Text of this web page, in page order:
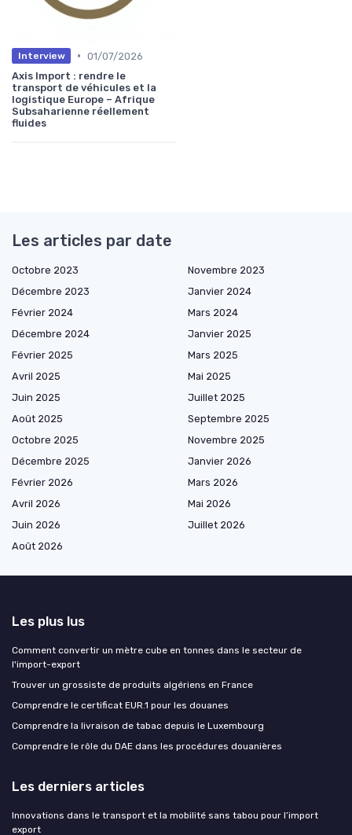
Interview • 01/07/2026
Axis Import : rendre le
transport de véhicules et la
logistique Europe – Afrique
Subsaharienne réellement
fluides
Les articles par date
Octobre 2023
Novembre 2023
Décembre 2023
Janvier 2024
Février 2024
Mars 2024
Décembre 2024
Janvier 2025
Février 2025
Mars 2025
Avril 2025
Mai 2025
Juin 2025
Juillet 2025
Août 2025
Septembre 2025
Octobre 2025
Novembre 2025
Décembre 2025
Janvier 2026
Février 2026
Mars 2026
Avril 2026
Mai 2026
Juin 2026
Juillet 2026
Août 2026
Les plus lus
Comment convertir un mètre cube en tonnes dans le secteur de
l'import-export
Trouver un grossiste de produits algériens en France
Comprendre le certificat EUR.1 pour les douanes
Comprendre la livraison de tabac depuis le Luxembourg
Comprendre le rôle du DAE dans les procédures douanières
Les derniers articles
Innovations dans le transport et la mobilité sans tabou pour l’import
export